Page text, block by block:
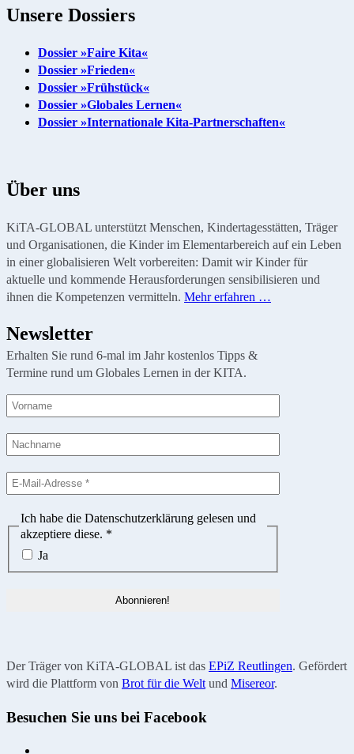
Unsere Dossiers
Dossier »Faire Kita«
Dossier »Frieden«
Dossier »Frühstück«
Dossier »Globales Lernen«
Dossier »Internationale Kita-Partnerschaften«
Über uns
KiTA-GLOBAL unterstützt Menschen, Kindertagesstätten, Träger
und Organisationen, die Kinder im Elementarbereich auf ein Leben
in einer globalisieren Welt vorbereiten: Damit wir Kinder für
aktuelle und kommende Herausforderungen sensibilisieren und
ihnen die Kompetenzen vermitteln. Mehr erfahren …
Newsletter
Erhalten Sie rund 6-mal im Jahr kostenlos Tipps &
Termine rund um Globales Lernen in der KITA.
Ich habe die Datenschutzerklärung gelesen und
akzeptiere diese. *
Ja
Der Träger von KiTA-GLOBAL ist das EPiZ Reutlingen. Gefördert
wird die Plattform von Brot für die Welt und Misereor.
Besuchen Sie uns bei Facebook